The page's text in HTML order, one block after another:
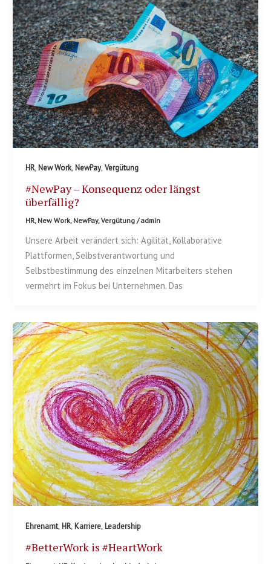
HR, New Work, NewPay,Vergütung
#NewPay – Konsequenz oder längst
überfällig?
HR, New Work, NewPay,Vergütung/admin
Unsere Arbeit verändert sich: Agilität, Kollaborative
Plattformen, Selbstverantwortung und
Selbstbestimmung des einzelnen Mitarbeiters stehen
vermehrt im Fokus bei Unternehmen. Das
Ehrenamt, HR, Karriere, Leadership
#BetterWork is #HeartWork